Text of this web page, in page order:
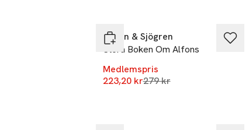
Raben & Sjögren
Stora Boken Om Alfons
Medlemspris
223,20 krLägsta pris 30 dagar
279 kr